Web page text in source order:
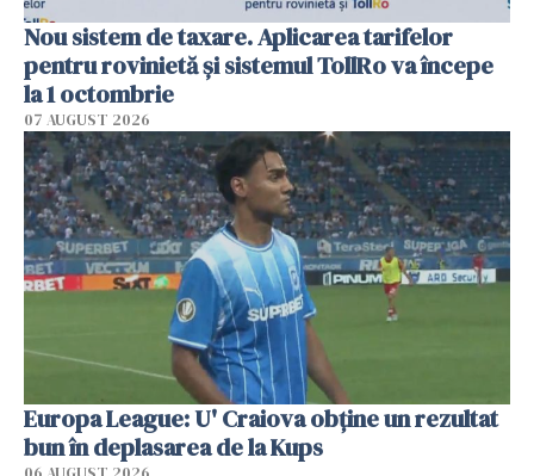
Nou sistem de taxare. Aplicarea tarifelor
pentru rovinietă şi sistemul TollRo va începe
la 1 octombrie
07 AUGUST 2026
Europa League: U' Craiova obține un rezultat
bun în deplasarea de la Kups